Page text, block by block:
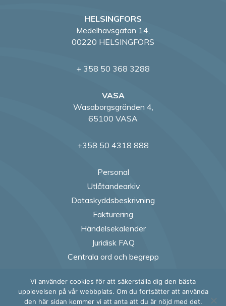
HELSINGFORS
Medelhavsgatan 14,
00220 HELSINGFORS
+ 358 50 368 3288
VASA
Wasaborgsgränden 4,
65100 VASA
+358 50 4318 888
Personal
Utlåtandearkiv
Dataskyddsbeskrivning
Fakturering
Händelsekalender
Juridisk FAQ
Centrala ord och begrepp
Follow us on
Follow us on
Follow
Vi använder cookies för att säkerställa dig den bästa
upplevelsen på vår webbplats. Om du fortsätter att använda
den här sidan kommer vi att anta att du är nöjd med det.